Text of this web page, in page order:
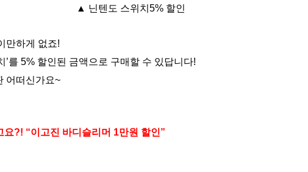
▲ 닌텐도 스위치5% 할인
만하게 없죠!
’를 5% 할인된 금액으로 구매할 수 있답니다!
어떠신가요~
?! “이고진 바디슬리머 1만원 할인”